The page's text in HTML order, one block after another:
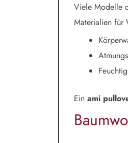
Viele Modelle
Materialien für
Ein ami